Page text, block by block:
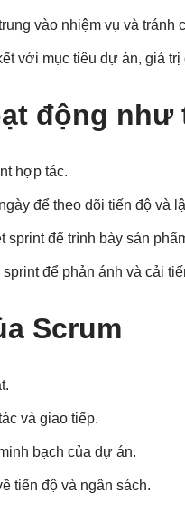
vào nhiệm vụ và tránh
với mục tiêu dự án, giá
động như
hợp tác.
để theo dõi tiến độ và
sprint để trình bày sản
để phản ánh và cải
Scrum
và giao tiếp.
bạch của dự án.
tiến độ và ngân sách.